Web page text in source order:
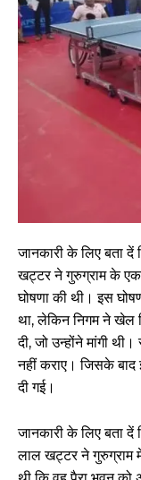
जानकारी के लिए बता दें
खट्टर ने गुरुग्राम के एक
घोषणा की थी। इस
था, लेकिन निगम ने खेल
दी, जो उन्होंने मांगी
नहीं कराए। जिसके बाद
दी गई।
जानकारी के लिए बता
लाल खट्टर ने गुरुग्राम